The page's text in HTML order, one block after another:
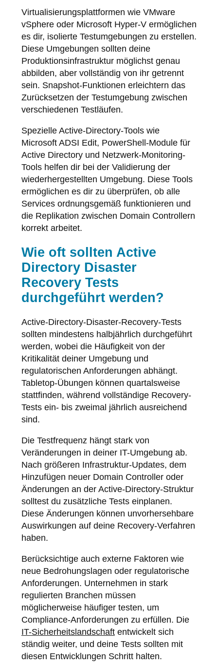
Virtualisierungsplattformen wie VMware
vSphere oder Microsoft Hyper-V ermöglichen
es dir, isolierte Testumgebungen zu erstellen.
Diese Umgebungen sollten deine
Produktionsinfrastruktur möglichst genau
abbilden, aber vollständig von ihr getrennt
sein. Snapshot-Funktionen erleichtern das
Zurücksetzen der Testumgebung zwischen
verschiedenen Testläufen.
Spezielle Active-Directory-Tools wie
Microsoft ADSI Edit, PowerShell-Module für
Active Directory und Netzwerk-Monitoring-
Tools helfen dir bei der Validierung der
wiederhergestellten Umgebung. Diese Tools
ermöglichen es dir zu überprüfen, ob alle
Services ordnungsgemäß funktionieren und
die Replikation zwischen Domain Controllern
korrekt arbeitet.
Wie oft sollten Active
Directory Disaster
Recovery Tests
durchgeführt werden?
Active-Directory-Disaster-Recovery-Tests
sollten mindestens halbjährlich durchgeführt
werden, wobei die Häufigkeit von der
Kritikalität deiner Umgebung und
regulatorischen Anforderungen abhängt.
Tabletop-Übungen können quartalsweise
stattfinden, während vollständige Recovery-
Tests ein- bis zweimal jährlich ausreichend
sind.
Die Testfrequenz hängt stark von
Veränderungen in deiner IT-Umgebung ab.
Nach größeren Infrastruktur-Updates, dem
Hinzufügen neuer Domain Controller oder
Änderungen an der Active-Directory-Struktur
solltest du zusätzliche Tests einplanen.
Diese Änderungen können unvorhersehbare
Auswirkungen auf deine Recovery-Verfahren
haben.
Berücksichtige auch externe Faktoren wie
neue Bedrohungslagen oder regulatorische
Anforderungen. Unternehmen in stark
regulierten Branchen müssen
möglicherweise häufiger testen, um
Compliance-Anforderungen zu erfüllen. Die
IT-Sicherheitslandschaftentwickelt sich
ständig weiter, und deine Tests sollten mit
diesen Entwicklungen Schritt halten.